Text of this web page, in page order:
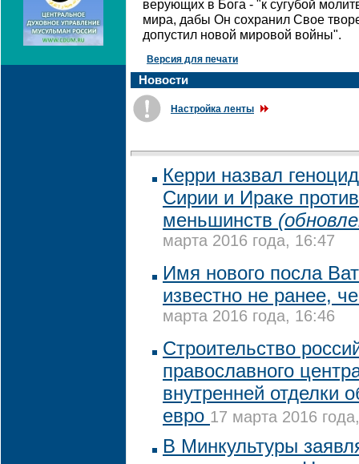
верующих в Бога - "к сугубой
мира, дабы Он сохранил Свое
допустил новой мировой войны".
Версия для печати
Новости
Настройка ленты
Керри назвал
Сирии и Ираке
меньшинств
марта 2016 года, 16:47
Имя нового посла
известно не ранее,
марта 2016 года, 16:46
Строительство
православного
внутренней отделки
евро 17 марта 2016
В Минкультуры